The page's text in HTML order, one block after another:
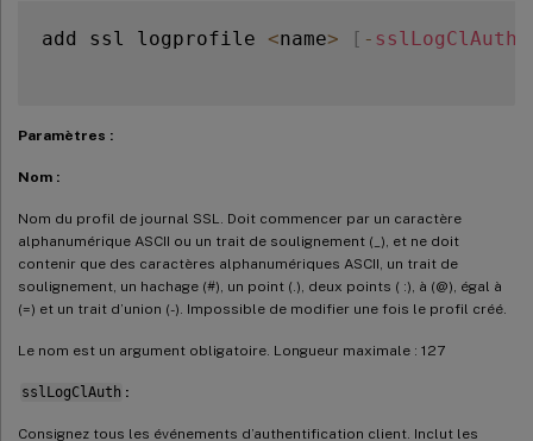
add ssl logprofile <name> [ - sslLogClAuth
Paramètres :
Nom :
Nom du profil de journal SSL. Doit commencer par un caractère
alphanumérique ASCII ou un trait de soulignement (_), et ne doit
contenir que des caractères alphanumériques ASCII, un trait de
soulignement, un hachage (#), un point (.), deux points ( :), à (@), égal à
(=) et un trait d’union (-). Impossible de modifier une fois le profil créé.
Le nom est un argument obligatoire. Longueur maximale : 127
sslLogClAuth :
Consignez tous les événements d’authentification client. Inclut les